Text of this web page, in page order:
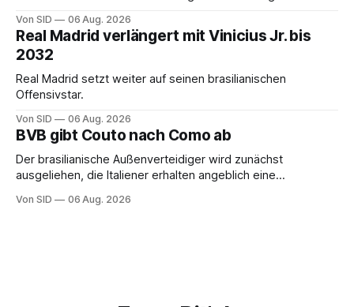
Von SID 06 Aug. 2026
Real Madrid verlängert mit Vinicius Jr. bis
2032
Real Madrid setzt weiter auf seinen brasilianischen
Offensivstar.
Von SID 06 Aug. 2026
BVB gibt Couto nach Como ab
Der brasilianische Außenverteidiger wird zunächst
ausgeliehen, die Italiener erhalten angeblich eine
Von SID 06 Aug. 2026